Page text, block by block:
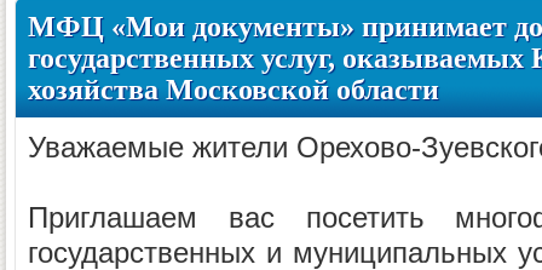
МФЦ «Мои документы» принимает
государственных услуг, оказываемых
хозяйства Московской области
Уважаемые жители Орехово-
Приглашаем вас посетить
государственных и муниципальных